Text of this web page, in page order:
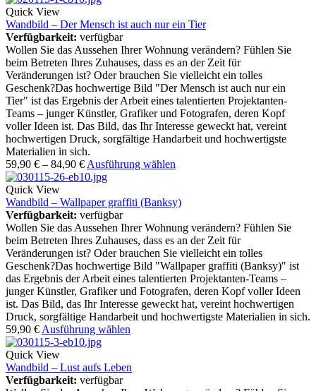
Quick View
Wandbild – Der Mensch ist auch nur ein Tier
Verfügbarkeit: verfügbar
Wollen Sie das Aussehen Ihrer Wohnung verändern? Fühlen Sie
beim Betreten Ihres Zuhauses, dass es an der Zeit für
Veränderungen ist? Oder brauchen Sie vielleicht ein tolles
Geschenk?Das hochwertige Bild "Der Mensch ist auch nur ein
Tier" ist das Ergebnis der Arbeit eines talentierten Projektanten-
Teams – junger Künstler, Grafiker und Fotografen, deren Kopf
voller Ideen ist. Das Bild, das Ihr Interesse geweckt hat, vereint
hochwertigen Druck, sorgfältige Handarbeit und hochwertigste
Materialien in sich.
59,90 € – 84,90 € Ausführung wählen
Quick View
Wandbild – Wallpaper graffiti (Banksy)
Verfügbarkeit: verfügbar
Wollen Sie das Aussehen Ihrer Wohnung verändern? Fühlen Sie
beim Betreten Ihres Zuhauses, dass es an der Zeit für
Veränderungen ist? Oder brauchen Sie vielleicht ein tolles
Geschenk?Das hochwertige Bild "Wallpaper graffiti (Banksy)" ist
das Ergebnis der Arbeit eines talentierten Projektanten-Teams –
junger Künstler, Grafiker und Fotografen, deren Kopf voller Ideen
ist. Das Bild, das Ihr Interesse geweckt hat, vereint hochwertigen
Druck, sorgfältige Handarbeit und hochwertigste Materialien in sich.
59,90 € Ausführung wählen
Quick View
Wandbild – Lust aufs Leben
Verfügbarkeit: verfügbar